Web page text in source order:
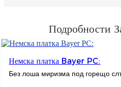
Подробности
Немска платка Bayer PC:
Без лоша миризма под горещо